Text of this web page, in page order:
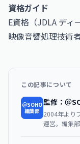
資格ガイド
E資格（JDLA ディ
映像音響処理技術
この記事について
＠SOHO
編集部
監修：＠
2004年より
運営。編集